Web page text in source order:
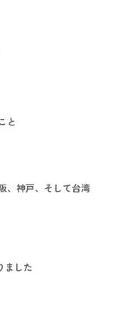
と
、神戸、そして台湾
ました